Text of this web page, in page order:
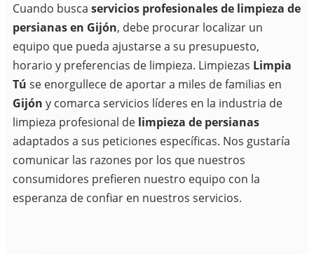
Cuando busca servicios profesionales de limpieza de
persianas en Gijón, debe procurar localizar un
equipo que pueda ajustarse a su presupuesto,
horario y preferencias de limpieza. Limpiezas Limpia
Tú se enorgullece de aportar a miles de familias en
Gijón y comarca servicios líderes en la industria de
limpieza profesional de limpieza de persianas
adaptados a sus peticiones específicas. Nos gustaría
comunicar las razones por los que nuestros
consumidores prefieren nuestro equipo con la
esperanza de confiar en nuestros servicios.